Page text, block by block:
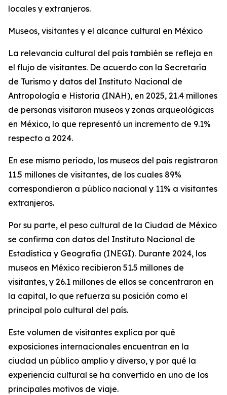
locales y extranjeros.
Museos, visitantes y el alcance cultural en México
La relevancia cultural del país también se refleja en
el flujo de visitantes. De acuerdo con la Secretaría
de Turismo y datos del Instituto Nacional de
Antropología e Historia (INAH), en 2025, 21.4 millones
de personas visitaron museos y zonas arqueológicas
en México, lo que representó un incremento de 9.1%
respecto a 2024.
En ese mismo periodo, los museos del país registraron
11.5 millones de visitantes, de los cuales 89%
correspondieron a público nacional y 11% a visitantes
extranjeros.
Por su parte, el peso cultural de la Ciudad de México
se confirma con datos del Instituto Nacional de
Estadística y Geografía (INEGI). Durante 2024, los
museos en México recibieron 51.5 millones de
visitantes, y 26.1 millones de ellos se concentraron en
la capital, lo que refuerza su posición como el
principal polo cultural del país.
Este volumen de visitantes explica por qué
exposiciones internacionales encuentran en la
ciudad un público amplio y diverso, y por qué la
experiencia cultural se ha convertido en uno de los
principales motivos de viaje.